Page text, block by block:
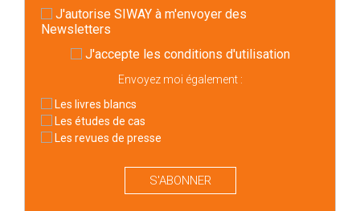
Newsletters
J'accepte les conditions d'utilisation
Envoyez moi également :
Les livres blancs
Les études de cas
Les revues de presse
S'ABONNER